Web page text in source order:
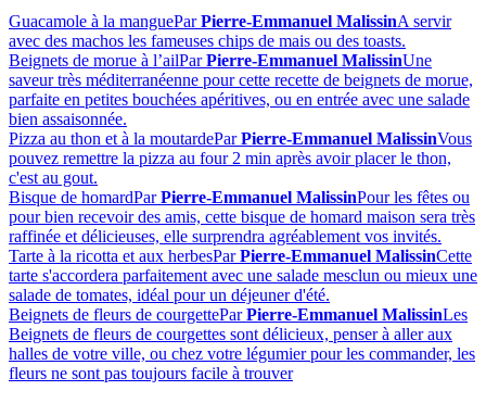
Guacamole à la mangueParPierre-Emmanuel MalissinA servir
avec des machos les fameuses chips de mais ou des toasts.
Beignets de morue à l’ailParPierre-Emmanuel MalissinUne
saveur très méditerranéenne pour cette recette de beignets de morue,
parfaite en petites bouchées apéritives, ou en entrée avec une salade
bien assaisonnée.
Pizza au thon et à la moutardeParPierre-Emmanuel MalissinVous
pouvez remettre la pizza au four 2 min après avoir placer le thon,
c'est au gout.
Bisque de homardParPierre-Emmanuel MalissinPour les fêtes ou
pour bien recevoir des amis, cette bisque de homard maison sera très
raffinée et délicieuses, elle surprendra agréablement vos invités.
Tarte à la ricotta et aux herbesParPierre-Emmanuel MalissinCette
tarte s'accordera parfaitement avec une salade mesclun ou mieux une
salade de tomates, idéal pour un déjeuner d'été.
Beignets de fleurs de courgetteParPierre-Emmanuel MalissinLes
Beignets de fleurs de courgettes sont délicieux, penser à aller aux
halles de votre ville, ou chez votre légumier pour les commander, les
fleurs ne sont pas toujours facile à trouver